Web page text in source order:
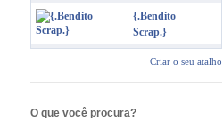
{.Bendito
Scrap.}
Criar o seu atalho
O que você procura?